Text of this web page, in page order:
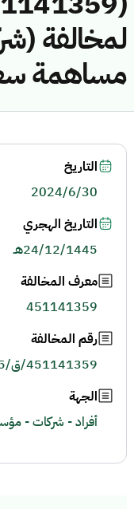
لمخالفة
مساهمة
التاريخ
2024/6/30
التاريخ الهجري
24/12/1445هـ
معرف المخالفة
451141359
رقم المخالفة
451141359/ق/1445هـ
الجهة
أفراد - شركات -